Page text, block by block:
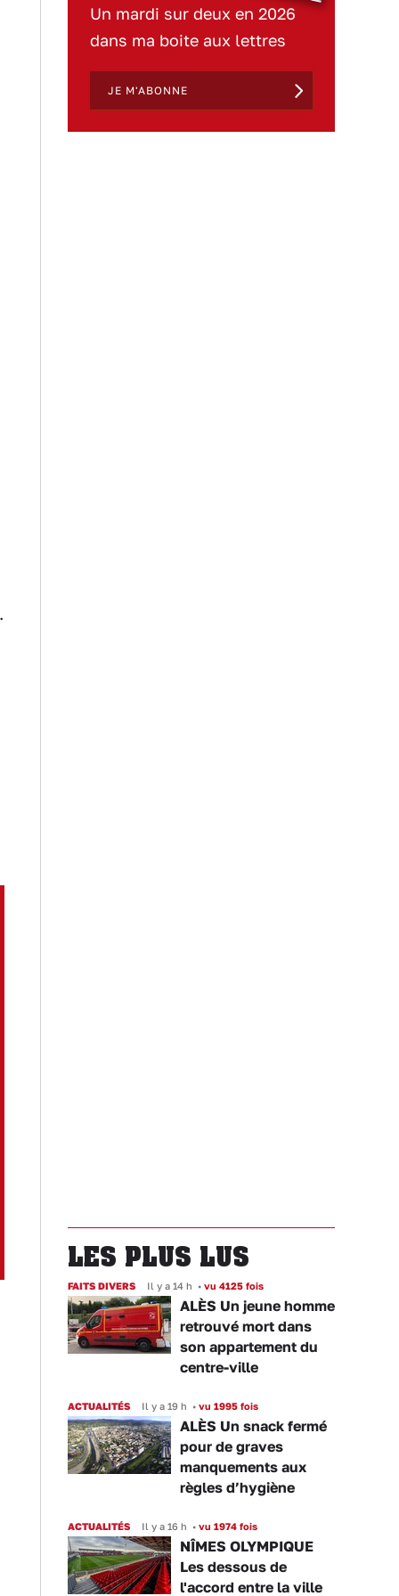
Un mardi sur deux en 2026
dans ma boite aux lettres
JE M'ABONNE
LES PLUS LUS
FAITS DIVERS Il y a 14 h • vu 4125 fois
ALÈS Un jeune homme
retrouvé mort dans
son appartement du
centre-ville
ACTUALITÉS Il y a 19 h • vu 1995 fois
ALÈS Un snack fermé
pour de graves
manquements aux
règles d’hygiène
ACTUALITÉS Il y a 16 h • vu 1974 fois
NÎMES OLYMPIQUE
Les dessous de
l'accord entre la ville